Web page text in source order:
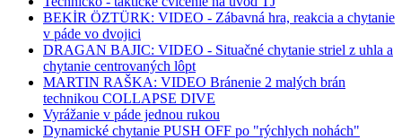
BEKİR ÖZTÜRK: VIDEO - Zábavná hra, reakcia a chytanie
v páde vo dvojici
DRAGAN BAJIC: VIDEO - Situačné chytanie striel z uhla a
chytanie centrovaných lôpt
MARTIN RAŠKA: VIDEO Bránenie 2 malých brán
technikou COLLAPSE DIVE
Vyrážanie v páde jednou rukou
Dynamické chytanie PUSH OFF po "rýchlych nohách"